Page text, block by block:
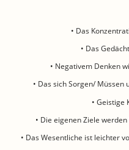
• Das
• Das
• Negativem Denken
• Das sich Sorgen/
• Geistige
• Die eigenen Ziele
• Das Wesentliche ist leichter